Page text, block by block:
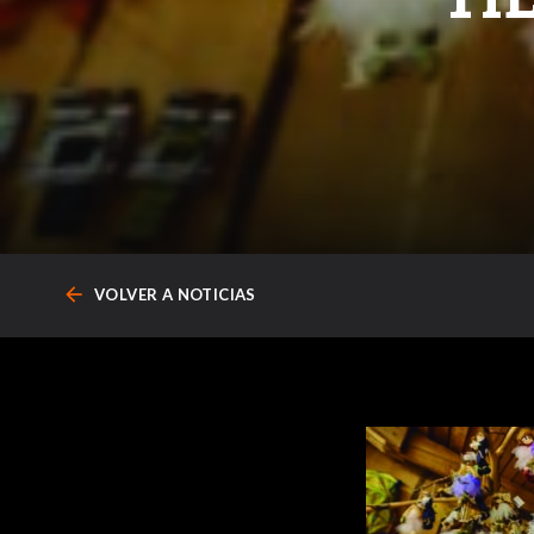
arrow_back VOLVER A NOTICIAS